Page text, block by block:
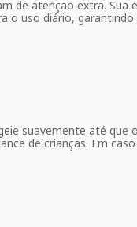
de atenção extra. Sua
o uso diário, garantindo
suavemente até
de crianças. Em